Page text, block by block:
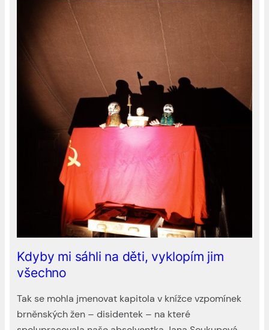
Kdyby mi sáhli na děti, vyklopím jim
všechno
Tak se mohla jmenovat kapitola v knížce vzpomínek
brněnských žen – disidentek – na které